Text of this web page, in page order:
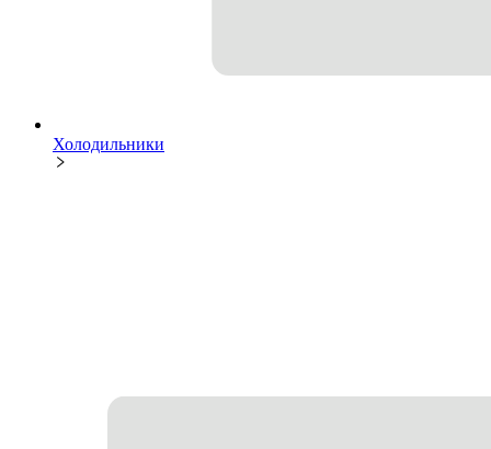
Холодильники